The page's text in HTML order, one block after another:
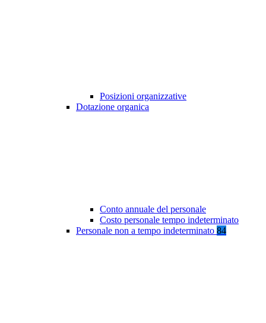
Posizioni organizzative
Dotazione organica
Conto annuale del personale
Costo personale tempo indeterminato
Personale non a tempo indeterminato 84